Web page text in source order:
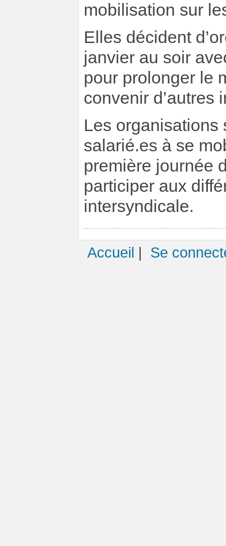
mobilisation sur
Elles décident
janvier au soir
pour prolonger le
convenir d’autres
Les organisations
salarié.es à se
première journée
participer aux
intersyndicale.
Accueil | Se